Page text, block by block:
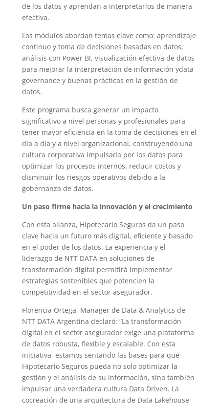
de los datos y aprendan a interpretarlos de manera
efectiva.
Los módulos abordan temas clave como: aprendizaje
continuo y toma de decisiones basadas en datos,
análisis con Power BI, visualización efectiva de datos
para mejorar la interpretación de información ydata
governance y buenas prácticas en la gestión de
datos.
Este programa busca generar un impacto
significativo a nivel personas y profesionales para
tener mayor eficiencia en la toma de decisiones en el
día a día y a nivel organizacional, construyendo una
cultura corporativa impulsada por los datos para
optimizar los procesos internos, reducir costos y
disminuir los riesgos operativos debido a la
gobernanza de datos.
Un paso firme hacia la innovación y el crecimiento
Con esta alianza, Hipotecario Seguros da un paso
clave hacia un futuro más digital, eficiente y basado
en el poder de los datos. La experiencia y el
liderazgo de NTT DATA en soluciones de
transformación digital permitirá implementar
estrategias sostenibles que potencien la
competitividad en el sector asegurador.
Florencia Ortega, Manager de Data & Analytics de
NTT DATA Argentina declaró: “La transformación
digital en el sector asegurador exige una plataforma
de datos robusta, flexible y escalable. Con esta
iniciativa, estamos sentando las bases para que
Hipotecario Seguros pueda no solo optimizar la
gestión y el análisis de su información, sino también
impulsar una verdadera cultura Data Driven. La
cocreación de una arquitectura de Data Lakehouse